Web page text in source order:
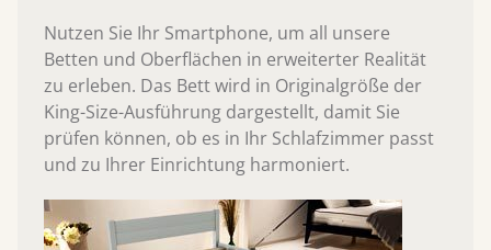
Nutzen Sie Ihr Smartphone, um all unsere
Betten und Oberflächen in erweiterter Realität
zu erleben. Das Bett wird in Originalgröße der
King-Size-Ausführung dargestellt, damit Sie
prüfen können, ob es in Ihr Schlafzimmer passt
und zu Ihrer Einrichtung harmoniert.